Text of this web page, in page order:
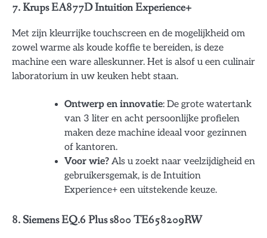
7. Krups EA877D Intuition Experience+
Met zijn kleurrijke touchscreen en de mogelijkheid om
zowel warme als koude koffie te bereiden, is deze
machine een ware alleskunner. Het is alsof u een culinair
laboratorium in uw keuken hebt staan.
Ontwerp en innovatie: De grote watertank
van 3 liter en acht persoonlijke profielen
maken deze machine ideaal voor gezinnen
of kantoren.
Voor wie? Als u zoekt naar veelzijdigheid en
gebruikersgemak, is de Intuition
Experience+ een uitstekende keuze.
8. Siemens EQ.6 Plus s800 TE658209RW